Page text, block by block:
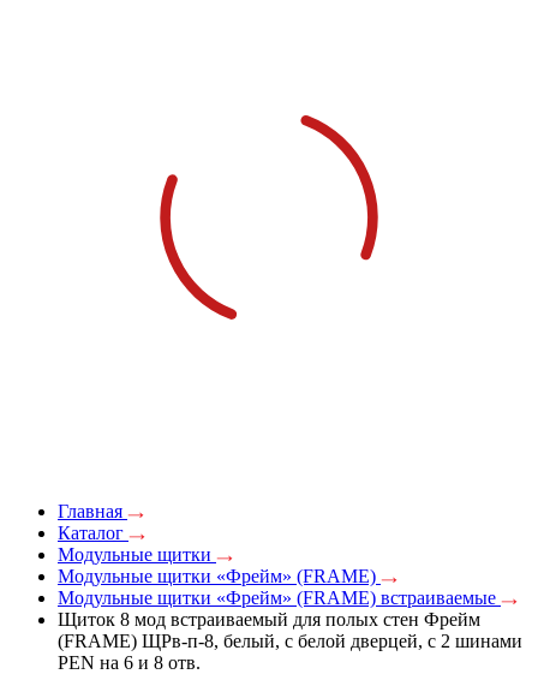
Главная
Каталог
Модульные щитки
Модульные щитки «Фрейм» (FRAME)
Модульные щитки «Фрейм» (FRAME) встраиваемые
Щиток 8 мод встраиваемый для полых стен Фрейм
(FRAME) ЩРв-п-8, белый, с белой дверцей, с 2 шинами
PEN на 6 и 8 отв.